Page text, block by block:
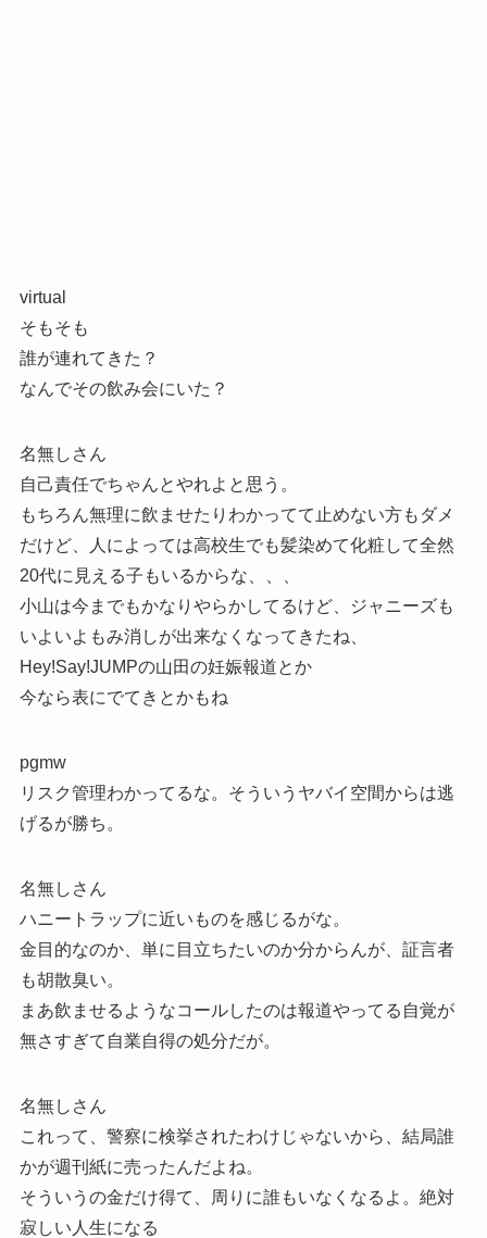
virtual
そもそも
誰が連れてきた？
なんでその飲み会にいた？
名無しさん
自己責任でちゃんとやれよと思う。
もちろん無理に飲ませたりわかってて止めない方もダメ
だけど、人によっては高校生でも髪染めて化粧して全然
20代に見える子もいるからな、、、
小山は今までもかなりやらかしてるけど、ジャニーズも
いよいよもみ消しが出来なくなってきたね、
Hey!Say!JUMPの山田の妊娠報道とか
今なら表にでてきとかもね
pgmw
リスク管理わかってるな。そういうヤバイ空間からは逃
げるが勝ち。
名無しさん
ハニートラップに近いものを感じるがな。
金目的なのか、単に目立ちたいのか分からんが、証言者
も胡散臭い。
まあ飲ませるようなコールしたのは報道やってる自覚が
無さすぎて自業自得の処分だが。
名無しさん
これって、警察に検挙されたわけじゃないから、結局誰
かが週刊紙に売ったんだよね。
そういうの金だけ得て、周りに誰もいなくなるよ。絶対
寂しい人生になる